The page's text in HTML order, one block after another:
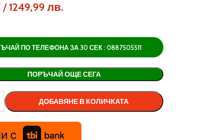
/1249,99 лв.
ПО ТЕЛЕФОНА ЗА 30 СЕК : 0887505511
ПОРЪЧАЙ ОЩЕ СЕГА
ДОБАВЯНЕ В КОЛИЧКАТА